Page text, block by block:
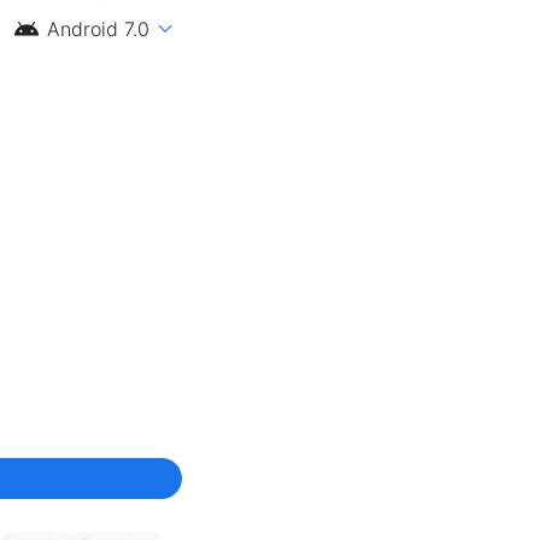
android Android 7.0 expand_more